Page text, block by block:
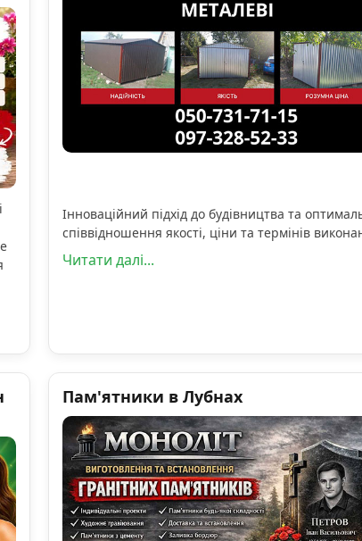
Інноваційний підхід до будівництва та
співвідношення якості, ціни та термінів
Читати далі...
Пам'ятники в Лубнах